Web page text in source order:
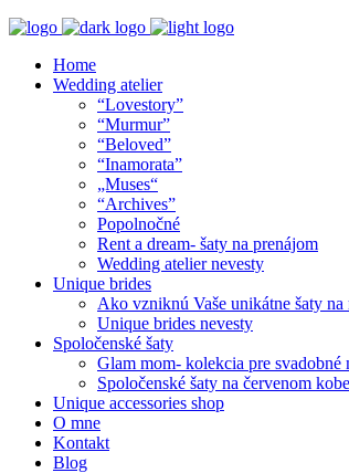
Home
Wedding atelier
“Lovestory”
“Murmur”
“Beloved”
“Inamorata”
„Muses“
“Archives”
Popolnočné
Rent a dream- šaty na prenájom
Wedding atelier nevesty
Unique brides
Ako vzniknú Vaše unikátne šaty na
Unique brides nevesty
Spoločenské šaty
Glam mom- kolekcia pre svadobné
Spoločenské šaty na červenom
Unique accessories shop
O mne
Kontakt
Blog